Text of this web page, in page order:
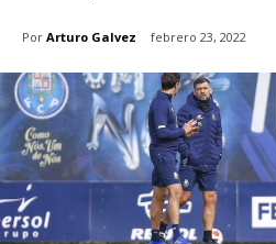
Por Arturo Galvez febrero 23, 2022